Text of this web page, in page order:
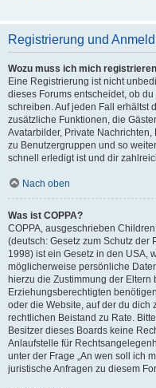
Registrierung und
Wozu muss ich mich
Eine Registrierung ist nicht
dieses Forums entscheidet, ob
schreiben. Auf jeden Fall erhältst
zusätzliche Funktionen, die
Avatarbilder, Private
zu Benutzergruppen und so
schnell erledigt ist und dir
Nach oben
Was ist COPPA?
COPPA, ausgeschrieben
(deutsch: Gesetz zum Schutz der
1998) ist ein Gesetz in den USA,
möglicherweise persönliche
hierzu die Zustimmung der
Erziehungsberechtigten
oder die Website, auf der du dich
rechtlichen Beistand zu Rate.
Besitzer dieses Boards keine
Anlaufstelle für
unter der Frage „An wen soll ich
juristische Anfragen zu diesem